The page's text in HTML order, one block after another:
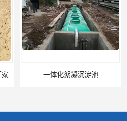
家 一体化絮凝沉淀池